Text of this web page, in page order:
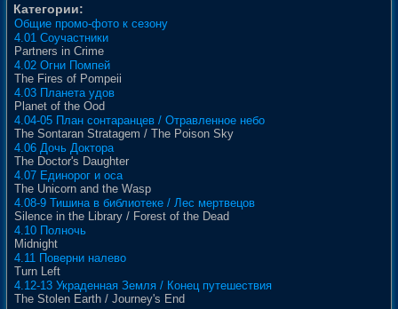
Категории:
Общие промо-фото к сезону
4.01 Соучастники
Partners in Crime
4.02 Огни Помпей
The Fires of Pompeii
4.03 Планета удов
Planet of the Ood
4.04-05 План сонтаранцев / Отравленное небо
The Sontaran Stratagem / The Poison Sky
4.06 Дочь Доктора
The Doctor's Daughter
4.07 Единорог и оса
The Unicorn and the Wasp
4.08-9 Тишина в библиотеке / Лес мертвецов
Silence in the Library / Forest of the Dead
4.10 Полночь
Midnight
4.11 Поверни налево
Turn Left
4.12-13 Украденная Земля / Конец путешествия
The Stolen Earth / Journey's End